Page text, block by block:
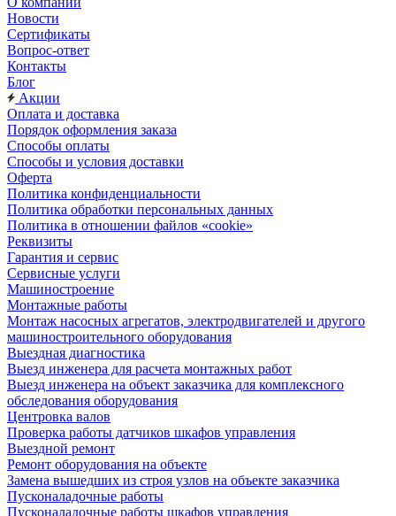
Новости
Сертификаты
Вопрос-ответ
Контакты
Блог
Акции
Оплата и доставка
Порядок оформления заказа
Способы оплаты
Способы и условия доставки
Оферта
Политика конфиденциальности
Политика обработки персональных данных
Политика в отношении файлов «cookie»
Реквизиты
Гарантия и сервис
Сервисные услуги
Машиностроение
Монтажные работы
Монтаж насосных агрегатов, электродвигателей и другого
машиностроительного оборудования
Выездная диагностика
Выезд инженера для расчета монтажных работ
Выезд инженера на объект заказчика для комплексного
обследования оборудования
Центровка валов
Проверка работы датчиков шкафов управления
Выездной ремонт
Ремонт оборудования на объекте
Замена вышедших из строя узлов на объекте заказчика
Пусконаладочные работы
Пусконаладочные работы шкафов управления